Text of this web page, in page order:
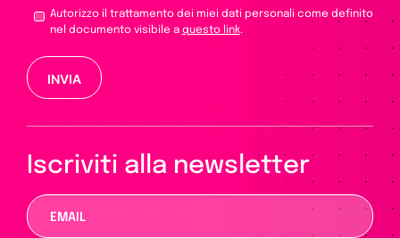
Autorizzo il trattamento dei miei dati personali come definito
nel documento visibile a questo link.
Si prega di lasciare vuoto questo campo.
Iscriviti alla newsletter